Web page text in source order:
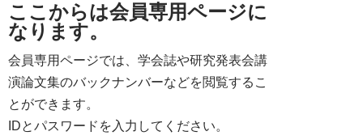
ここからは会員専用ページに
なります。
会員専用ページでは、学会誌や研究発表会講
演論文集のバックナンバーなどを閲覧するこ
とができます。
IDとパスワードを入力してください。